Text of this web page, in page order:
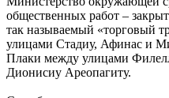
общественных работ –
так называемый «торговый
улицами Стадиу, Афинас и
Плаки между улицами
Дионисиу Ареопагиту.